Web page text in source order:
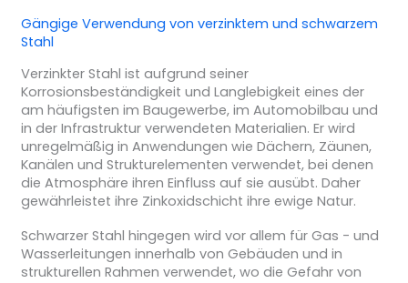
Gängige Verwendung von verzinktem und schwarzem
Stahl
Verzinkter Stahl ist aufgrund seiner
Korrosionsbeständigkeit und Langlebigkeit eines der
am häufigsten im Baugewerbe, im Automobilbau und
in der Infrastruktur verwendeten Materialien. Er wird
unregelmäßig in Anwendungen wie Dächern, Zäunen,
Kanälen und Strukturelementen verwendet, bei denen
die Atmosphäre ihren Einfluss auf sie ausübt. Daher
gewährleistet ihre Zinkoxidschicht ihre ewige Natur.
Schwarzer Stahl hingegen wird vor allem für Gas - und
Wasserleitungen innerhalb von Gebäuden und in
strukturellen Rahmen verwendet, wo die Gefahr von